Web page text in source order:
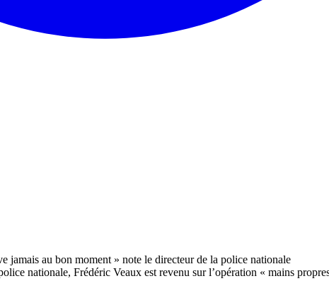
nationale, Frédéric Veaux est revenu sur l’opération « mains